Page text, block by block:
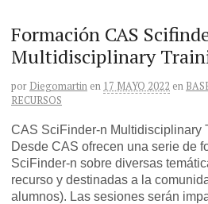
Formación CAS
Multidisciplinary
por Diegomartin en 17 MAYO 2022 en
RECURSOS
CAS SciFinder-n Multidisciplinary
Desde CAS ofrecen una serie de
SciFinder-n sobre diversas
recurso y destinadas a la
alumnos). Las sesiones serán